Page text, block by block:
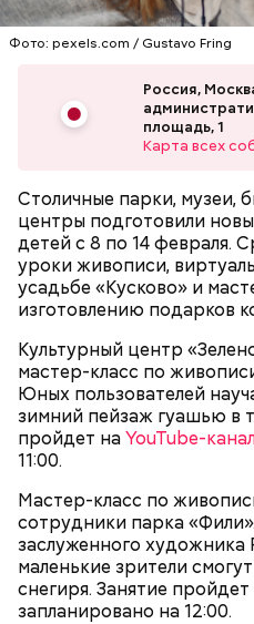
Фото: pexels.com / Gustavo Fring
Россия,
площадь, 1
Карта всех
Столичные парки, музеи,
центры подготовили
детей с 8 по 14 февраля.
уроки живописи,
усадьбе «Кусково» и
изготовлению подарков
Культурный центр
мастер-класс по
Юных пользователей
зимний пейзаж гуашью в
пройдет наYouTube-
11:00.
Мастер-класс по
сотрудники парка
заслуженного художника
маленькие зрители
снегиря. Занятие пройдет
запланировано на 12:00.
советская постройка,
гг.